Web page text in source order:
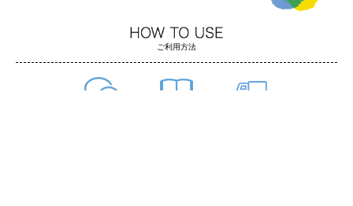
ご利用方法